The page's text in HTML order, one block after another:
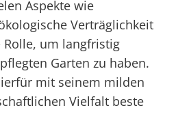
Aspekte wie
Verträglichkeit
um langfristig
Garten zu haben.
mit seinem milden
Vielfalt beste